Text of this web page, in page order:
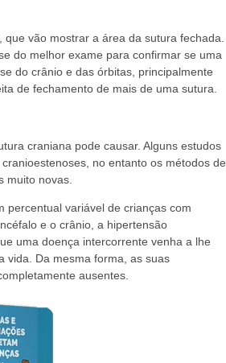
vão mostrar a área da sutura fechada.
do melhor exame para confirmar se uma
do crânio e das órbitas, principalmente
de fechamento de mais de uma sutura.
craniana pode causar. Alguns estudos
no entanto os métodos de
muito novas.
percentual variável de crianças com
e o crânio, a hipertensão
uma doença intercorrente venha a lhe
vida. Da mesma forma, as suas
ausentes.